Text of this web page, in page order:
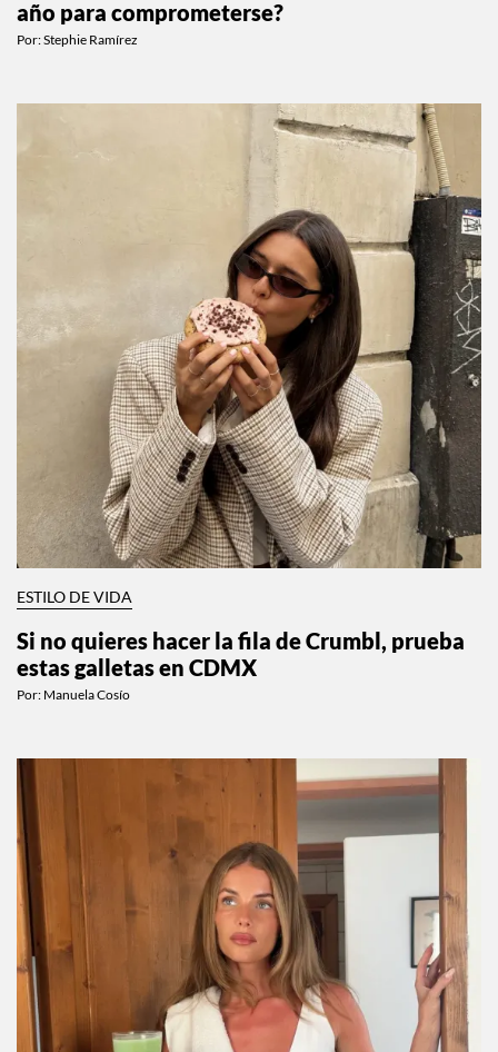
año para comprometerse?
Por:Stephie Ramírez
ESTILO DE VIDA
Si no quieres hacer la fila de Crumbl, prueba
estas galletas en CDMX
Por: Manuela Cosío